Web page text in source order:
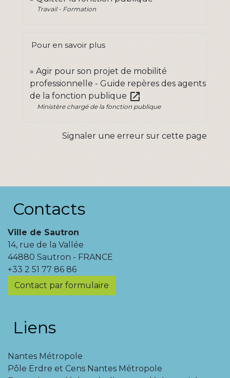
Travail - Formation
Pour en savoir plus
Agir pour son projet de mobilité
professionnelle - Guide repères des agents
de la fonction publique open_in_new
Ministère chargé de la fonction publique
Signaler une erreur sur cette page
Contacts
Ville de Sautron
14, rue de la Vallée
44880 Sautron - FRANCE
+33 2 51 77 86 86
Contact par formulaire
Liens
Nantes Métropole
Pôle Erdre et Cens Nantes Métropole